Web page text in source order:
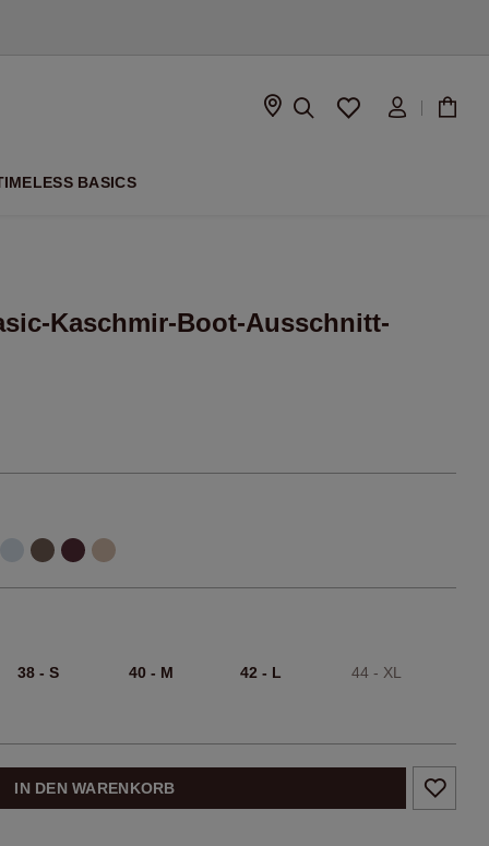
BASICS
Kaschmir-Boot-Ausschnitt-
38 - S 40 - M 42 - L 44 - XL
IN DEN WARENKORB